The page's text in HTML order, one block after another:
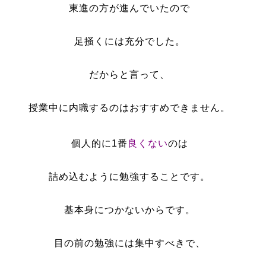
東進の方が進んでいたので
足掻くには充分でした。
だからと言って、
授業中に内職するのはおすすめできません。
個人的に1番 良くないのは
詰め込むように勉強することです。
基本身につかないからです。
目の前の勉強には集中すべきで、